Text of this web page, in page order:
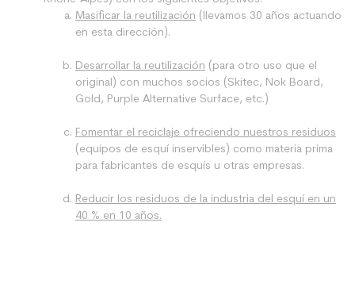
Masificar la reutilización (llevamos 30 años actuando
en esta dirección).
Desarrollar la reutilización (para otro uso que el
original) con muchos socios (Skitec, Nok Board,
Gold, Purple Alternative Surface, etc.)
Fomentar el reciclaje ofreciendo nuestros residuos
(equipos de esquí inservibles) como materia prima
para fabricantes de esquís u otras empresas.
Reducir los residuos de la industria del esquí en un
40 % en 10 años.